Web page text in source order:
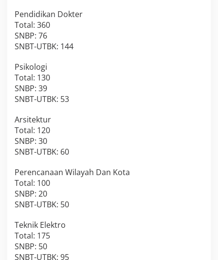
Pendidikan Dokter
Total: 360
SNBP: 76
SNBT-UTBK: 144
Psikologi
Total: 130
SNBP: 39
SNBT-UTBK: 53
Arsitektur
Total: 120
SNBP: 30
SNBT-UTBK: 60
Perencanaan Wilayah Dan Kota
Total: 100
SNBP: 20
SNBT-UTBK: 50
Teknik Elektro
Total: 175
SNBP: 50
SNBT-UTBK: 95